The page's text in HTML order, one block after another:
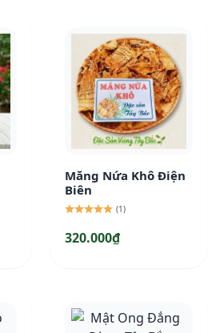
Măng Nứa Khô Điện
Biên
(1)
320.000₫